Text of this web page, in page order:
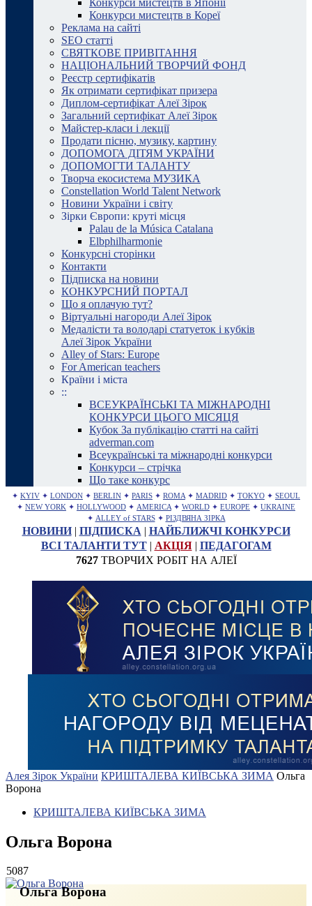
Конкурси мистецтв в Японії
Конкурси мистецтв в Кореї
Реклама на сайті
SEO статті
СВЯТКОВЕ ПРИВІТАННЯ
НАЦІОНАЛЬНИЙ ТВОРЧИЙ ФОНД
Реєстр сертифікатів
Як отримати сертифікат призера
Диплом-сертифікат Алеї Зірок
Загальний сертифікат Алеї Зірок
Майстер-класи і лекції
Продати пісню, музику, картину
ДОПОМОГА ДІТЯМ УКРАЇНИ
ДОПОМОГТИ ТАЛАНТУ
Творча екосистема МУЗИКА
Constellation World Talent Network
Новини України і світу
Зірки Європи: круті місця
Palau de la Música Catalana
Elbphilharmonie
Конкурсні сторінки
Контакти
Підписка на новини
КОНКУРСНИЙ ПОРТАЛ
Що я оплачую тут?
Віртуальні нагороди Алеї Зірок
Медалісти та володарі статуеток і кубків
Алеї Зірок України
Alley of Stars: Europe
For American teachers
Країни і міста
::
ВСЕУКРАЇНСЬКІ ТА МІЖНАРОДНІ
КОНКУРСИ ЦЬОГО МІСЯЦЯ
Кубок За публікацію статті на сайті
adverman.com
Всеукраїнські та міжнародні конкурси
Конкурси – стрічка
Що таке конкурс
✦ KYIV ✦ LONDON ✦ BERLIN ✦ PARIS ✦ ROMA ✦ MADRID ✦ TOKYO ✦ SEOUL
✦ NEW YORK ✦ HOLLYWOOD ✦ AMERICA ✦ WORLD ✦ EUROPE ✦ UKRAINE
✦ ALLEY of STARS ✦ РІЗДВЯНА ЗІРКА
НОВИНИ| ПІДПИСКА | НАЙБЛИЖЧІ КОНКУРСИ
ВСІ ТАЛАНТИ ТУТ| АКЦІЯ| ПЕДАГОГАМ
7627ТВОРЧИХ РОБІТ НА АЛЕЇ
Алея Зірок України КРИШТАЛЕВА КИЇВСЬКА ЗИМА Ольга
Ворона
КРИШТАЛЕВА КИЇВСЬКА ЗИМА
Ольга Ворона
5087
Ольга Ворона